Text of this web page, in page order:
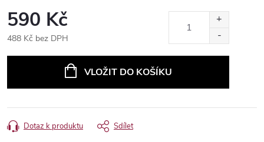
590 Kč
488 Kč bez DPH
VLOŽIT DO KOŠÍKU
Dotaz k produktu Sdílet